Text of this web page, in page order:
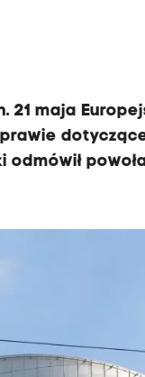
maja